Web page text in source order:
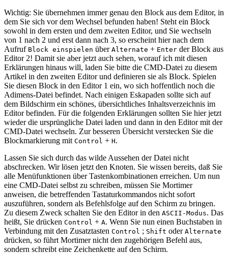
Wichtig: Sie übernehmen immer genau den Block aus dem Editor, in
dem Sie sich vor dem Wechsel befunden haben! Steht ein Block
sowohl in dem ersten und dem zweiten Editor, und Sie wechseln
von 1 nach 2 und erst dann nach 3, so erscheint hier nach dem
Aufruf Block einspielen über Alternate + Enter der Block aus
Editor 2! Damit sie aber jetzt auch sehen, worauf ich mit diesen
Erklärungen hinaus will, laden Sie bitte die CMD-Datei zu diesem
Artikel in den zweiten Editor und definieren sie als Block. Spielen
Sie diesen Block in den Editor 1 ein, wo sich hoffentlich noch die
Adimens-Datei befindet. Nach einigen Eskapaden sollte sich auf
dem Bildschirm ein schönes, übersichtliches Inhaltsverzeichnis im
Editor befinden. Für die folgenden Erklärungen sollten Sie hier jetzt
wieder die ursprüngliche Datei laden und dann in den Editor mit der
CMD-Datei wechseln. Zur besseren Übersicht verstecken Sie die
Blockmarkierung mit Control + H.
Lassen Sie sich durch das wilde Aussehen der Datei nicht
abschrecken. Wir lösen jetzt den Knoten. Sie wissen bereits, daß Sie
alle Menüfunktionen über Tastenkombinationen erreichen. Um nun
eine CMD-Datei selbst zu schreiben, müssen Sie Mortimer
anweisen, die betreffenden Tastaturkommandos nicht sofort
auszuführen, sondern als Befehlsfolge auf den Schirm zu bringen.
Zu diesem Zweck schalten Sie den Editor in den ASCII-Modus. Das
heißt, Sie drücken Control + A. Wenn Sie nun einen Buchstaben in
Verbindung mit den Zusatztasten Control ; Shift oder Alternate
drücken, so führt Mortimer nicht den zugehörigen Befehl aus,
sondern schreibt eine Zeichenkette auf den Schirm.